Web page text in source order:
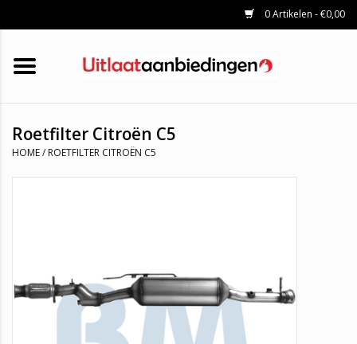
0 Artikelen - €0,00
HOME
KATALYSATOREN
UNIVERSELE UITLAATDELEN
Roetfilter Citroën C5
HOME/ ROETFILTER CITROËN C5